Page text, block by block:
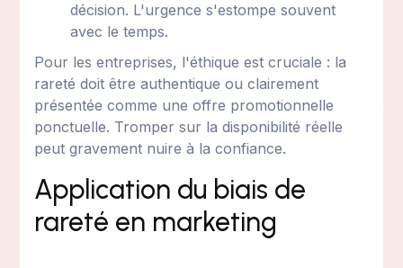
décision. L'urgence s'estompe souvent
avec le temps.
Pour les entreprises, l'éthique est cruciale : la
rareté doit être authentique ou clairement
présentée comme une offre promotionnelle
ponctuelle. Tromper sur la disponibilité réelle
peut gravement nuire à la confiance.
Application du biais de
rareté en marketing